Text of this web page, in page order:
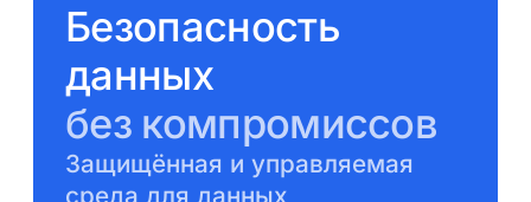
Безопасность
данных
без компромиссов
Защищённая и управляемая
среда для данных